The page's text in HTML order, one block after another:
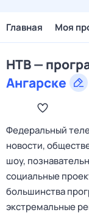
Главная Моя
НТВ —
Ангарске
Федеральный
новости,
шоу,
социальные
большинства
экстремальные